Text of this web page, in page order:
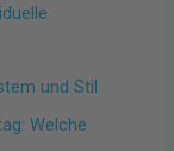
und Stil
Welche